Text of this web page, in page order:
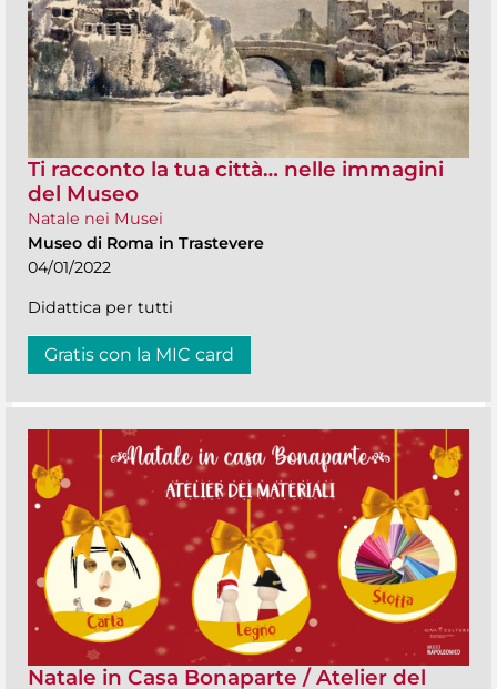
Ti racconto la tua città… nelle immagini
del Museo
Natale nei Musei
Museo di Roma in Trastevere
04/01/2022
Didattica per tutti
Gratis con la MIC card
Natale in Casa Bonaparte / Atelier del